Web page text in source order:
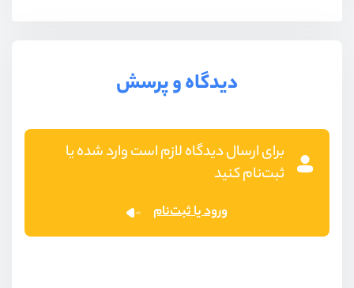
دیدگاه و پرسش
برای ارسال دیدگاه لازم است وارد شده یا
ثبت‌نام کنید
ورود یا ثبت‌نام